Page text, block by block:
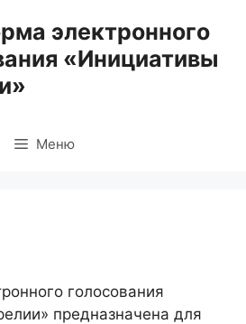
электронного
«Инициативы
Меню
голосования
предназначена для